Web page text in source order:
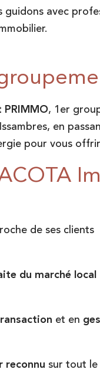
avec
PRIMMO, 1er
en
pour vous
de ses clients
du marché local
et en
reconnu sur tout le